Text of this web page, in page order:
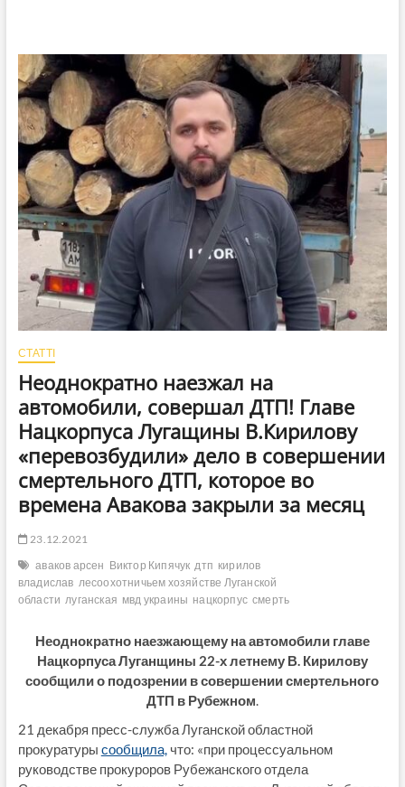
СТАТТІ
Неоднократно наезжал на
автомобили, совершал ДТП! Главе
Нацкорпуса Лугащины В.Кирилову
«перевозбудили» дело в совершении
смертельного ДТП, которое во
времена Авакова закрыли за месяц
23.12.2021
аваков арсен Виктор Кипячук дтп кирилов
владислав лесоохотничьем хозяйстве Луганской
области луганская мвд украины нацкорпус смерть
Неоднократно наезжающему на автомобили главе
Нацкорпуса Луганщины 22-х летнему В. Кирилову
сообщили о подозрении в совершении смертельного
ДТП в Рубежном.
21 декабря пресс-служба Луганской областной
прокуратуры сообщила,что: «при процессуальном
руководстве прокуроров Рубежанского отдела